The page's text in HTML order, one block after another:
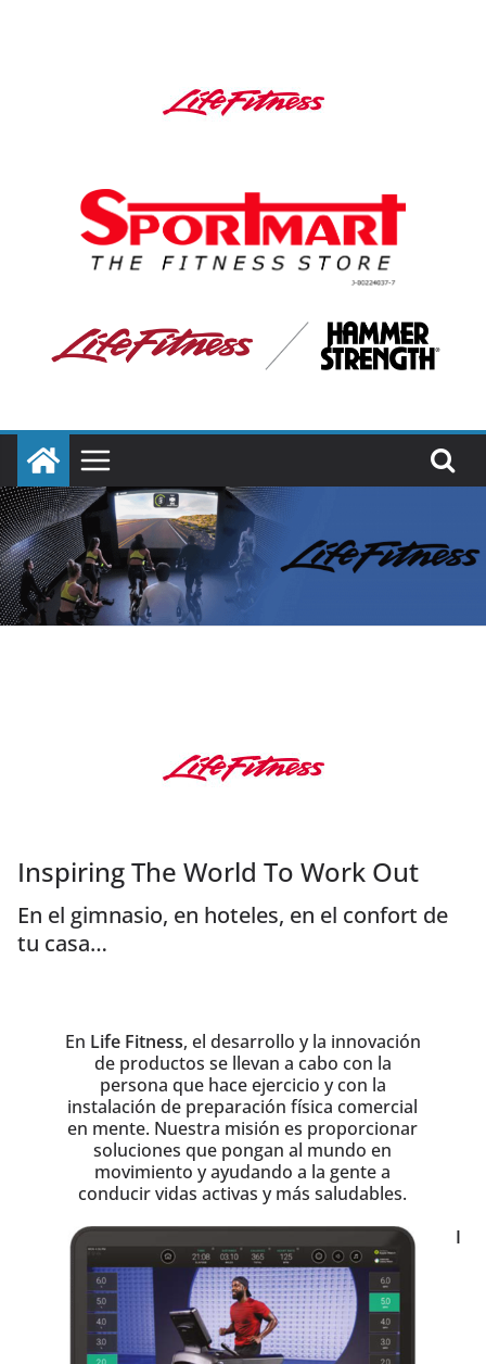
Inspiring The World To Work Out
En el gimnasio, en hoteles, en el confort de
tu casa…
En Life Fitness, el desarrollo y la innovación
de productos se llevan a cabo con la
persona que hace ejercicio y con la
instalación de preparación física comercial
en mente. Nuestra misión es proporcionar
soluciones que pongan al mundo en
movimiento y ayudando a la gente a
conducir vidas activas y más saludables.
I